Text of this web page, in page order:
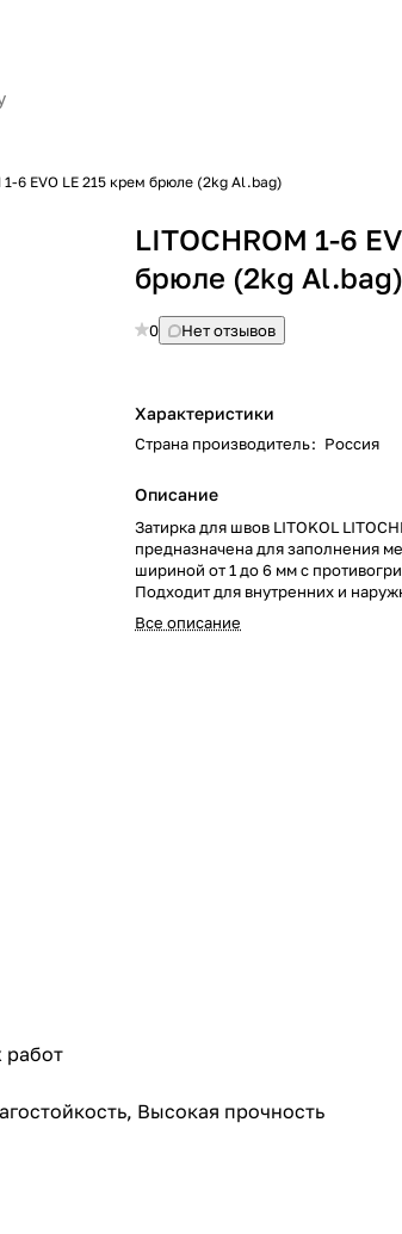
1-6 EVO LE 215 крем брюле (2kg Al.bag)
LITOCHROM 1-6
брюле (2kg Al.bag)
0 Нет отзывов
Характеристики
Страна производитель: Россия
Описание
Затирка для швов LITOKOL
предназначена для заполнения
шириной от 1 до 6 мм с
Подходит для внутренних и
Минимизированное содержание
соединений не влияет на
Все описание
работ
Высокая прочность